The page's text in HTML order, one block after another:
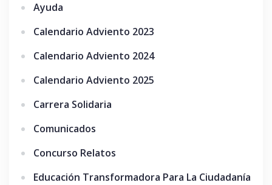
Ayuda
Calendario Adviento 2023
Calendario Adviento 2024
Calendario Adviento 2025
Carrera Solidaria
Comunicados
Concurso Relatos
Educación Transformadora Para La Ciudadanía